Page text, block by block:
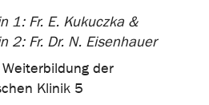
1: Fr. E. Kukuczka &
2: Fr. Dr. N. Eisenhauer
der
Klinik 5